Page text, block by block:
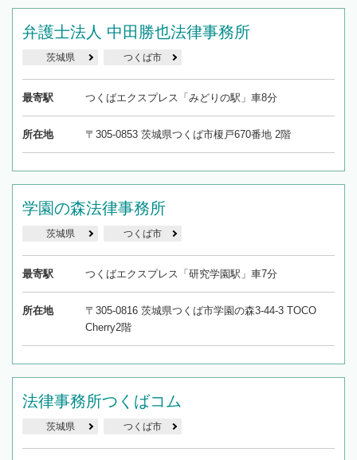
弁護士法人 中田勝也法律事務所
茨城県 つくば市
最寄駅 つくばエクスプレス「みどりの駅」車8分
所在地 〒305-0853 茨城県つくば市榎戸670番地 2階
学園の森法律事務所
茨城県 つくば市
最寄駅 つくばエクスプレス「研究学園駅」車7分
所在地
〒305-0816 茨城県つくば市学園の森3-44-3 TOCO
Cherry2階
法律事務所つくばコム
茨城県 つくば市